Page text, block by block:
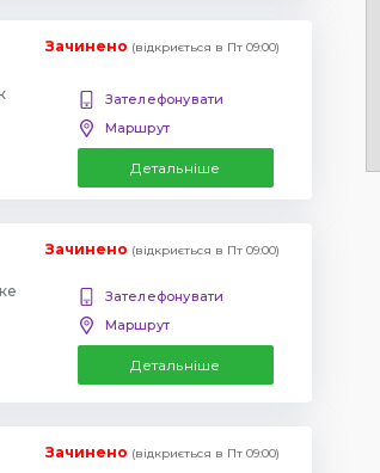
Зачинено (відкриється в Пт 09:00)
Зателефонувати
Маршрут
Детальніше
Зачинено (відкриється в Пт 09:00)
Зателефонувати
Маршрут
Детальніше
Зачинено (відкриється в Пт 09:00)